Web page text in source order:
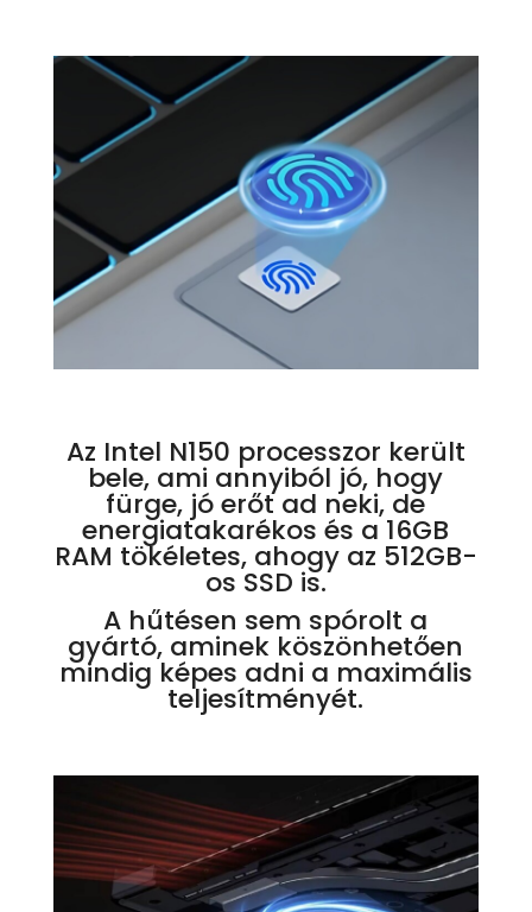
Az Intel N150 processzor került
bele, ami annyiból jó, hogy
fürge, jó erőt ad neki, de
energiatakarékos és a 16GB
RAM tökéletes, ahogy az 512GB-
os SSD is.
A hűtésen sem spórolt a
gyártó, aminek köszönhetően
mindig képes adni a maximális
teljesítményét.